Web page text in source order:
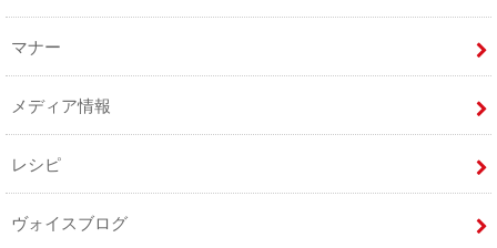
マナー
メディア情報
レシピ
ヴォイスブログ